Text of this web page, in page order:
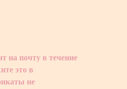
на почту в течение
это в
не